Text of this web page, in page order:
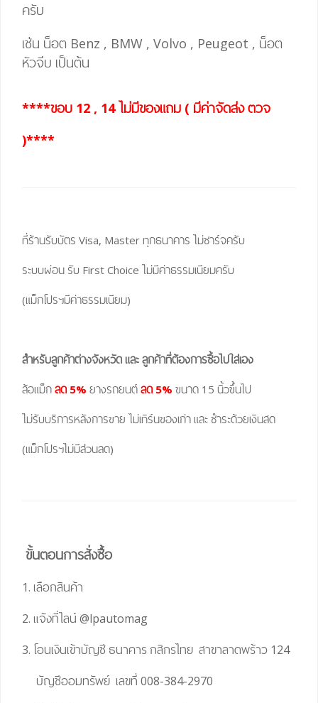
ครับ
เช่น น็อต Benz , BMW , Volvo , Peugeot , น็อต
หัวจีบ เป็นต้น
****ขอบ 12 , 14 ไม่มีของแถม ( มีค่าจัดส่ง ตวจ
)****
ที่ร้านรับบัตร Visa, Master ทุกธนาคาร ไม่ชาร์จครับ
ระบบผ่อน รับ First Choice ไม่มีค่าธรรมเนียมครับ
(แม็กโปรฯมีค่าธรรมเนียม)
สำหรับลูกค้าต่างจังหวัด และ ลูกค้าที่ต้องการซื้อไปใส่เอง
ล้อแม็ก ลด 5% ยางรถยนต์ ลด 5% ขนาด 15 นิ้วขึ้นไป
ไม่รับบริการหลังการขาย ไม่เทิร์นของเก่า และ ชำระด้วยเงินสด
(แม็กโปรฯไม่มีส่วนลด)
ขั้นตอนการสั่งซื้อ
1. เลือกสินค้า
2. แจ้งที่ไลน์ @lpautomag
3. โอนเงินเข้าบัญชี ธนาคาร กสิกรไทย สาขาลาดพร้าว 124
บัญชีออมทรัพย์ เลขที่ 008-384-2970